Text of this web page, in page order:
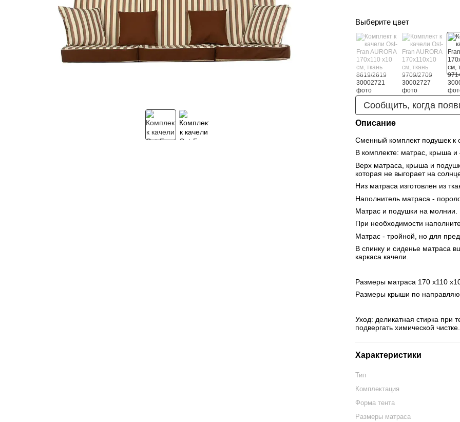
Выберите цвет
Сообщить, когда
Описание
Сменный комплект подушек к
В комплекте: матрас, крыша и
Верх матраса, крыша и
которая не выгорает на
Низ матраса изготовлен из
Наполнитель матраса -
Матрас и подушки на молнии.
При необходимости
Матрас - тройной, но для
В спинку и сиденье матраса
каркаса качели.
Размеры матраса 170 х110
Размеры крыши по
Уход: деликатная стирка при
подвергать химической чистке.
Характеристики
Тип
Комплектация
Форма тента
Размеры матраса